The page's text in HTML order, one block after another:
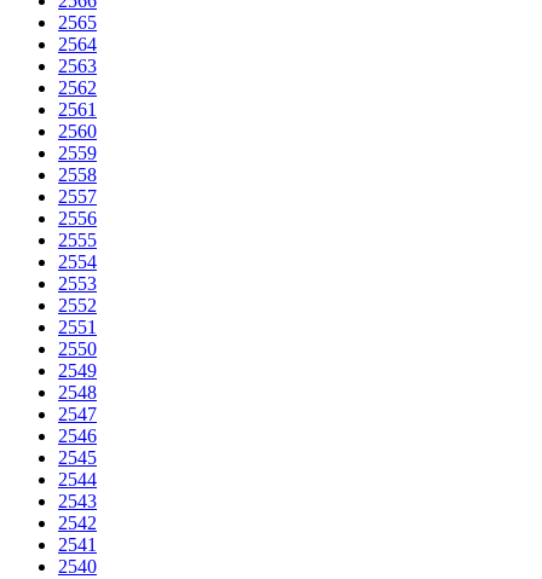
2565
2564
2563
2562
2561
2560
2559
2558
2557
2556
2555
2554
2553
2552
2551
2550
2549
2548
2547
2546
2545
2544
2543
2542
2541
2540